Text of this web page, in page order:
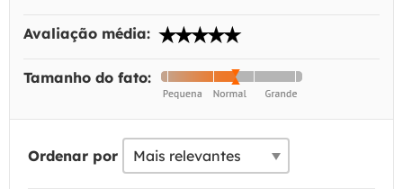
Avaliação média:
Tamanho do fato:
Ordenar por